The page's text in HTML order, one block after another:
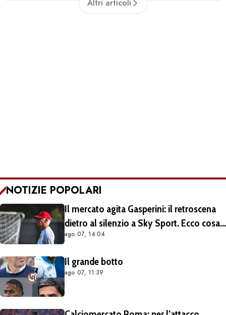
Altri articoli
NOTIZIE POPOLARI
Il mercato agita Gasperini: il retroscena
dietro al silenzio a Sky Sport. Ecco cosa
è emerso dal meeting con la proprietà
ago 07, 14:04
Il grande botto
ago 07, 11:39